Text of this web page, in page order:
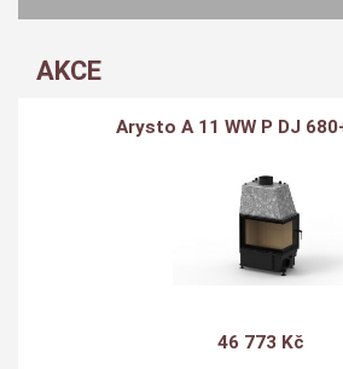
AKCE
Arysto A 11 WW P DJ
46 773 Kč